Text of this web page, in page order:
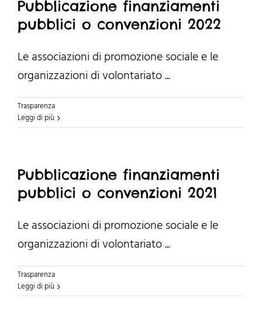
Pubblicazione finanziamenti
pubblici o convenzioni 2022
Le associazioni di promozione sociale e le
organizzazioni di volontariato ...
Trasparenza
Leggi di più
Pubblicazione finanziamenti
pubblici o convenzioni 2021
Le associazioni di promozione sociale e le
organizzazioni di volontariato ...
Trasparenza
Leggi di più